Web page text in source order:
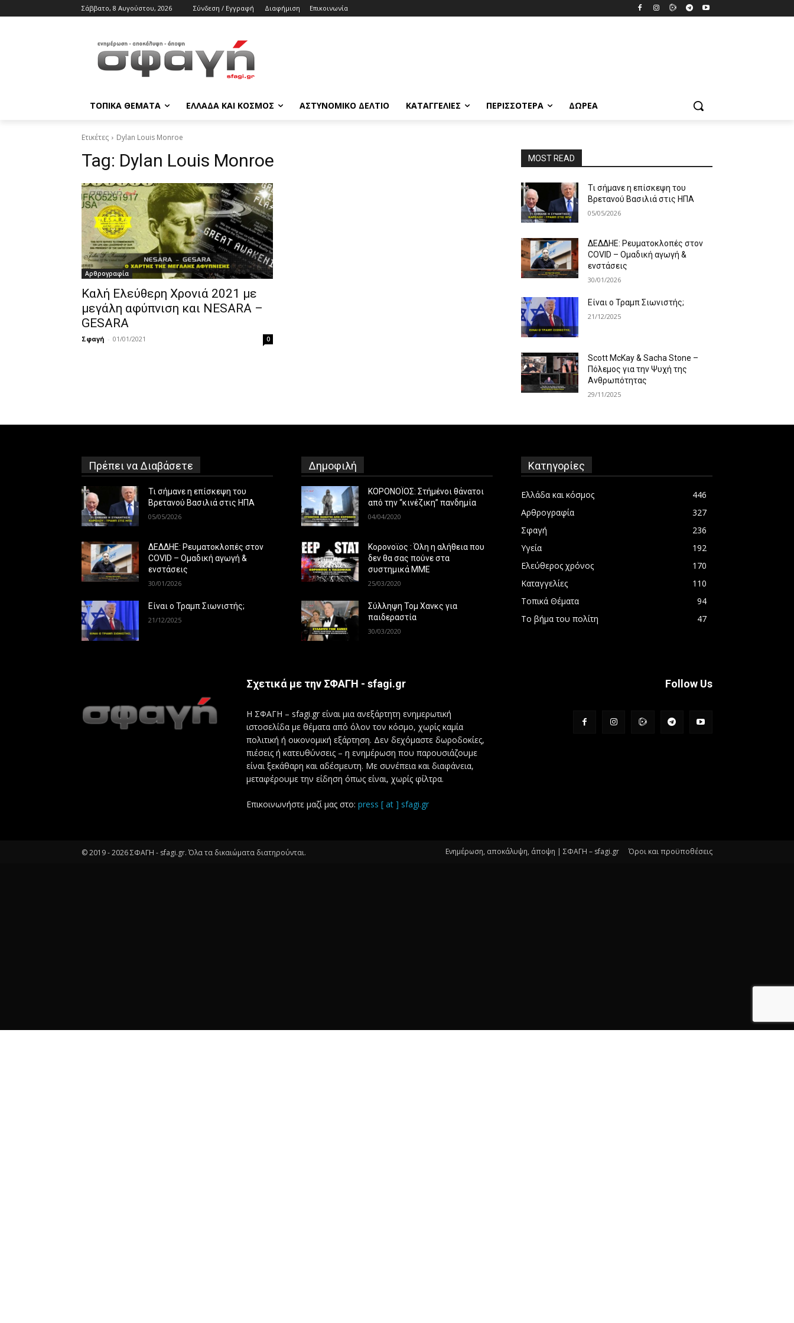
Σάββατο, 8 Αυγούστου, 2026 Σύνδεση / Εγγραφή Διαφήμιση Επικοινωνία
ΤΟΠΙΚΑ ΘΕΜΑΤΑ ΕΛΛΑΔΑ ΚΑΙ ΚΟΣΜΟΣ ΑΣΤΥΝΟΜΙΚΟ ΔΕΛΤΙΟ ΚΑΤΑΓΓΕΛΙΕΣ ΠΕΡΙΣΣΟΤΕΡΑ ΔΩΡΕΆ
Ετικέτες Dylan Louis Monroe
Tag: Dylan Louis Monroe
Αρθρογραφία
Καλή Ελεύθερη Χρονιά 2021 με
μεγάλη αφύπνιση και NESARA –
GESARA
Σφαγή - 01/01/2021 0
MOST READ
Τι σήμανε η επίσκεψη του
Βρετανού Βασιλιά στις ΗΠΑ
05/05/2026
ΔΕΔΔΗΕ: Ρευματοκλοπές στον
COVID – Ομαδική αγωγή &
ενστάσεις
30/01/2026
Είναι ο Τραμπ Σιωνιστής;
21/12/2025
Scott McKay & Sacha Stone –
Πόλεμος για την Ψυχή της
Ανθρωπότητας
29/11/2025
Πρέπει να Διαβάσετε
Τι σήμανε η επίσκεψη του
Βρετανού Βασιλιά στις ΗΠΑ
05/05/2026
ΔΕΔΔΗΕ: Ρευματοκλοπές στον
COVID – Ομαδική αγωγή &
ενστάσεις
30/01/2026
Είναι ο Τραμπ Σιωνιστής;
21/12/2025
Δημοφιλή
ΚΟΡΟΝΟΪΟΣ: Στήμένοι θάνατοι
από την “κινέζικη” πανδημία
04/04/2020
Κορονοϊος : Όλη η αλήθεια που
δεν θα σας πούνε στα
συστημικά ΜΜΕ
25/03/2020
Σύλληψη Τομ Χανκς για
παιδεραστία
30/03/2020
Κατηγορίες
Ελλάδα και κόσμος
446
Αρθρογραφία
327
Σφαγή
236
Υγεία
192
Ελεύθερος χρόνος
170
Καταγγελίες
110
Τοπικά Θέματα
94
Το βήμα του πολίτη
47
Σχετικά με την ΣΦΑΓΗ - sfagi.gr
Η ΣΦΑΓΗ – sfagi.gr είναι μια ανεξάρτητη ενημερωτική
ιστοσελίδα με θέματα από όλον τον κόσμο, χωρίς καμία
πολιτική ή οικονομική εξάρτηση. Δεν δεχόμαστε δωροδοκίες,
πιέσεις ή κατευθύνσεις – η ενημέρωση που παρουσιάζουμε
είναι ξεκάθαρη και αδέσμευτη. Με συνέπεια και διαφάνεια,
μεταφέρουμε την είδηση όπως είναι, χωρίς φίλτρα.
Επικοινωνήστε μαζί μας στο: press [ at ] sfagi.gr
Follow Us
© 2019 -2026ΣΦΑΓΗ - sfagi.gr. Όλα τα δικαιώματα διατηρούνται. Ενημέρωση, αποκάλυψη, άποψη | ΣΦΑΓΗ – sfagi.gr Όροι και προϋποθέσεις